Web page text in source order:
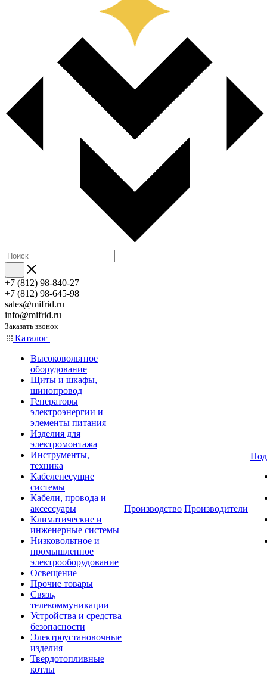
+7 (812) 98-840-27
+7 (812) 98-645-98
sales@mifrid.ru
info@mifrid.ru
Заказать звонок
Каталог
Высоковольтное
оборудование
Щиты и шкафы,
шинопровод
Генераторы
электроэнергии и
элементы питания
Изделия для
электромонтажа
Инструменты,
техника
Кабеленесущие
системы
Кабели, провода и
аксессуары
Климатические и
инженерные системы
Низковольтное и
промышленное
электрооборудование
Освещение
Прочие товары
Связь,
телекоммуникации
Устройства и средства
безопасности
Электроустановочные
изделия
Твердотопливные
котлы
Производство Производители